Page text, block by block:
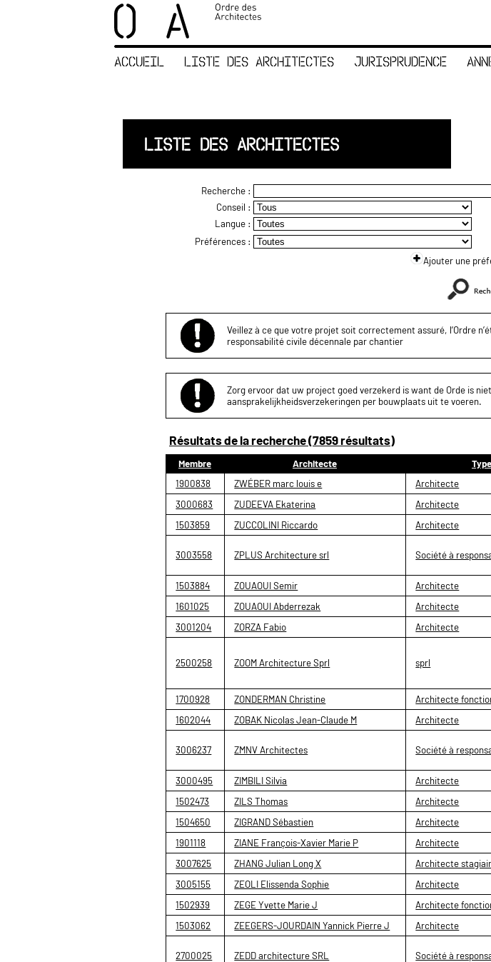
ACCUEIL LISTE DES ARCHITECTES JURISPRUDENCE
LISTE DES ARCHITECTES
Recherche :
Conseil :
Langue :
Préférences :
Ajouter une
Veillez à ce que votre projet soit correctement assuré, l’Ordre
responsabilité civile décennale par chantier
Zorg ervoor dat uw project goed verzekerd is want de Orde is
aansprakelijkheidsverzekeringen per bouwplaats uit te voeren.
Résultats de la recherche (7859 résultats)
Membre Architecte Type
1900838
ZWÉBER marc louis e Architecte
3000683
ZUDEEVA Ekaterina Architecte
1503859
ZUCCOLINI Riccardo Architecte
3003558 ZPLUS Architecture srl Société à
1503884 ZOUAOUI Semir Architecte
1601025
ZOUAOUI Abderrezak Architecte
3001204
ZORZA Fabio Architecte
2500258 ZOOM Architecture Sprl sprl
1700928 ZONDERMAN Christine Architecte
1602044
ZOBAK Nicolas Jean-Claude M Architecte
3006237 ZMNV Architectes Société à
3000495 ZIMBILI Silvia Architecte
1502473
ZILS Thomas Architecte
1504650
ZIGRAND Sébastien Architecte
1901118
ZIANE François-Xavier Marie P Architecte
3007625
ZHANG Julian Long X Architecte
3005155
ZEOLI Elissenda Sophie Architecte
1502939
ZEGE Yvette Marie J Architecte
1503062
ZEEGERS-JOURDAIN Yannick Pierre J Architecte
2700025 ZEDD architecture SRL Société à